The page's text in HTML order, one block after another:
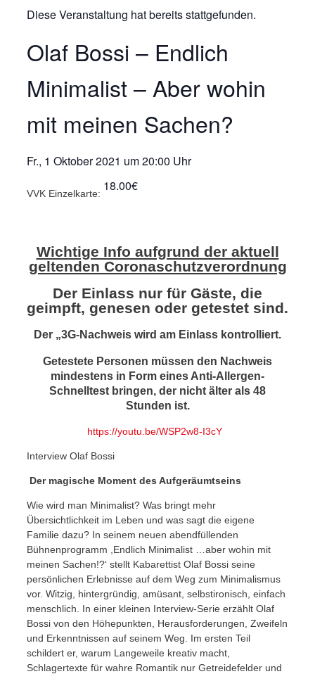
Diese Veranstaltung hat bereits stattgefunden.
Olaf Bossi – Endlich
Minimalist – Aber wohin
mit meinen Sachen?
Fr., 1 Oktober 2021 um20:00 Uhr
VVK Einzelkarte: 18.00€
Wichtige Info aufgrund der aktuell
geltenden Coronaschutzverordnung
Der Einlass nur für Gäste, die
geimpft, genesen oder getestet sind.
Der „3G-Nachweis wird am Einlass kontrolliert.
Getestete Personen müssen den Nachweis
mindestens in Form eines Anti-Allergen-
Schnelltest bringen, der nicht älter als 48
Stunden ist.
https://youtu.be/WSP2w8-I3cY
Interview Olaf Bossi
Der magische Moment des Aufgeräumtseins
Wie wird man Minimalist? Was bringt mehr
Übersichtlichkeit im Leben und was sagt die eigene
Familie dazu? In seinem neuen abendfüllenden
Bühnenprogramm ,Endlich Minimalist …aber wohin mit
meinen Sachen!?‘ stellt Kabarettist Olaf Bossi seine
persönlichen Erlebnisse auf dem Weg zum Minimalismus
vor. Witzig, hintergründig, amüsant, selbstironisch, einfach
menschlich. In einer kleinen Interview-Serie erzählt Olaf
Bossi von den Höhepunkten, Herausforderungen, Zweifeln
und Erkenntnissen auf seinem Weg. Im ersten Teil
schildert er, warum Langeweile kreativ macht,
Schlagertexte für wahre Romantik nur Getreidefelder und